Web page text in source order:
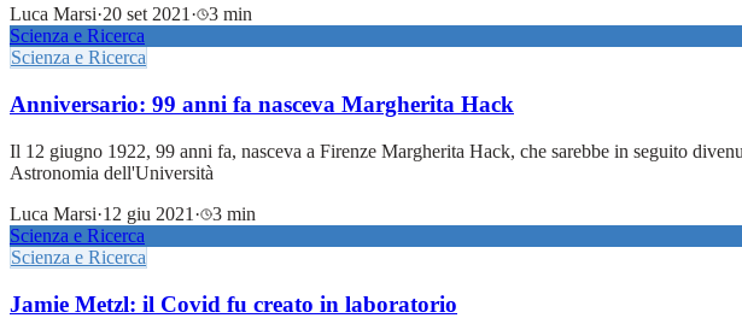
Luca Marsi·20 set 2021·
3 min
Scienza e Ricerca
Scienza e Ricerca
Anniversario: 99 anni fa nasceva Margherita Hack
Il 12 giugno 1922, 99 anni fa, nasceva a Firenze Margherita Hack, che sarebbe in seguito
Astronomia dell'Università
Luca Marsi·12 giu 2021 ·
3 min
Scienza e Ricerca
Scienza e Ricerca
Jamie Metzl: il Covid fu creato in laboratorio